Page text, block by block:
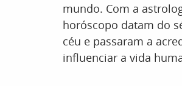
mundo. Com a
horóscopo datam do
céu e passaram a
influenciar a vida